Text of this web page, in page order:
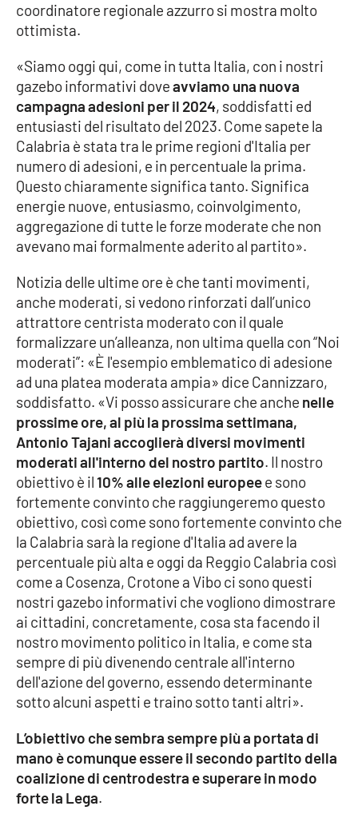
Economia e Lavoro
Politica
Sanità
Società
Sport
RUBRICHE
Good Morning Vietnam
Parchi Marini Calabria
Leggendo Alvaro insieme
Imprese Di Calabria
Le perfidie di Antonella Grippo
Venti di comunicazione
STREAMING
LaC TV
LaC Network
LaC OnAir
Catanzaro
Crotone
coordinatore regionale azzurro si mostra molto
ottimista.
«Siamo oggi qui, come in tutta Italia, con i nostri
gazebo informativi doveavviamo una nuova
campagna adesioni per il 2024, soddisfatti ed
entusiasti del risultato del 2023. Come sapete la
Calabria è stata tra le prime regioni d'Italia per
numero di adesioni, e in percentuale la prima.
Questo chiaramente significa tanto. Significa
energie nuove, entusiasmo, coinvolgimento,
aggregazione di tutte le forze moderate che non
avevano mai formalmente aderito al partito».
Notizia delle ultime ore è che tanti movimenti,
anche moderati, si vedono rinforzati dall’unico
attrattore centrista moderato con il quale
formalizzare un’alleanza, non ultima quella con “Noi
moderati”: «È l'esempio emblematico di adesione
ad una platea moderata ampia» dice Cannizzaro,
soddisfatto. «Vi posso assicurare che anche nelle
prossime ore, al più la prossima settimana,
Antonio Tajani accoglierà diversi movimenti
moderati all'interno del nostro partito. Il nostro
obiettivo è il10% alle elezioni europeee sono
fortemente convinto che raggiungeremo questo
obiettivo, così come sono fortemente convinto che
la Calabria sarà la regione d'Italia ad avere la
percentuale più alta e oggi da Reggio Calabria così
come a Cosenza, Crotone a Vibo ci sono questi
nostri gazebo informativi che vogliono dimostrare
ai cittadini, concretamente, cosa sta facendo il
nostro movimento politico in Italia, e come sta
sempre di più divenendo centrale all'interno
dell'azione del governo, essendo determinante
sotto alcuni aspetti e traino sotto tanti altri».
L’obiettivo che sembra sempre più a portata di
mano è comunque essere il secondo partito della
coalizione di centrodestra e superare in modo
forte la Lega.